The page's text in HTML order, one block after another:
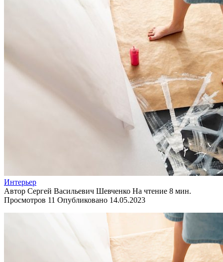
Интерьер
Автор Сергей Васильевич Шевченко На чтение 8 мин.
Просмотров 11 Опубликовано 14.05.2023